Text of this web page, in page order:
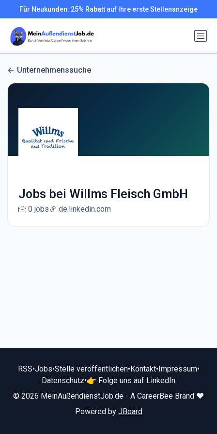
Für Neukunden: 25% Rabatt auf Ihre erste Stellenanzeige
Unternehmenssuche
Jobs bei Willms Fleisch GmbH
0 jobs de.linkedin.com
RSS•Jobs•Stelle veröffentlichen•Kontakt•Impressum•
Datenschutz•👉 Folge uns auf LinkedIn
© 2026 MeinAußendienstJob.de - A CareerBee Brand ❤️
Powered by JBoard